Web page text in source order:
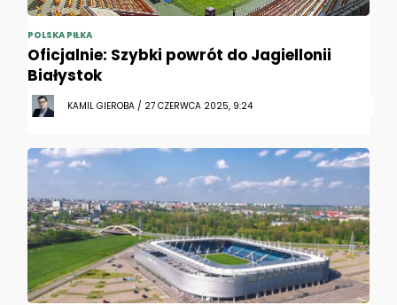
POLSKA PIŁKA
Oficjalnie: Szybki powrót do Jagiellonii
Białystok
KAMIL GIEROBA / 27 CZERWCA 2025, 9:24